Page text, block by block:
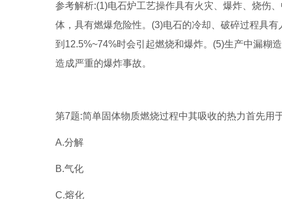
参考解析:(1)电石炉工艺操作具有火灾、爆炸、烧伤
体，具有燃爆危险性。(3)电石的冷却、破碎过程具
到12.5%~74%时会引起燃烧和爆炸。(5)生产中漏糊
造成严重的爆炸事故。
第7题:简单固体物质燃烧过程中其吸收的热力首先用于
A.分解
B.气化
C.熔化